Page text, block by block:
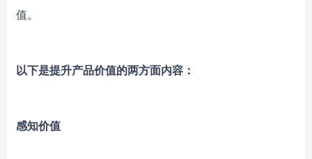
值。
以下是提升产品价值的两方面内容：
感知价值